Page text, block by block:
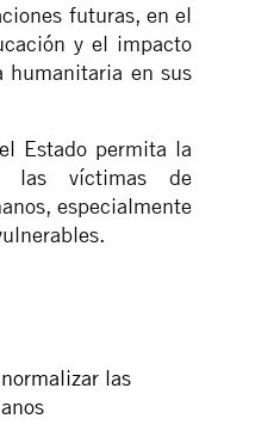
futuras, en el
y el impacto
humanitaria en sus
Estado permita la
las víctimas de
especialmente
las